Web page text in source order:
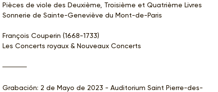
Pièces de viole des Deuxième, Troisième et Quatrième Livres
Sonnerie de Sainte-Geneviève du Mont-de-Paris
François Couperin (1668-1733)
Les Concerts royaux & Nouveaux Concerts
Grabación: 2 de Mayo de 2023 - Auditorium Saint Pierre-des-